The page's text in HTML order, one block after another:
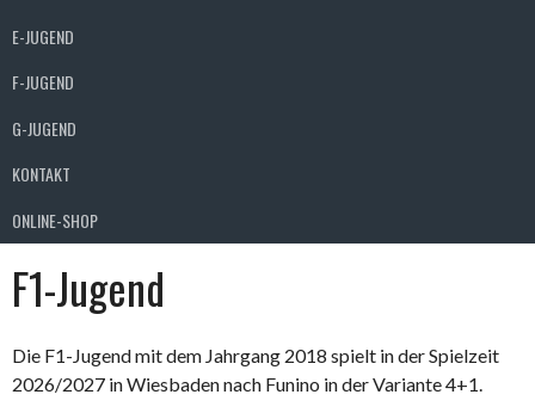
E-JUGEND
F-JUGEND
G-JUGEND
KONTAKT
ONLINE-SHOP
F1-Jugend
Die F1-Jugend mit dem Jahrgang 2018 spielt in der Spielzeit
2026/2027 in Wiesbaden nach Funino in der Variante 4+1.